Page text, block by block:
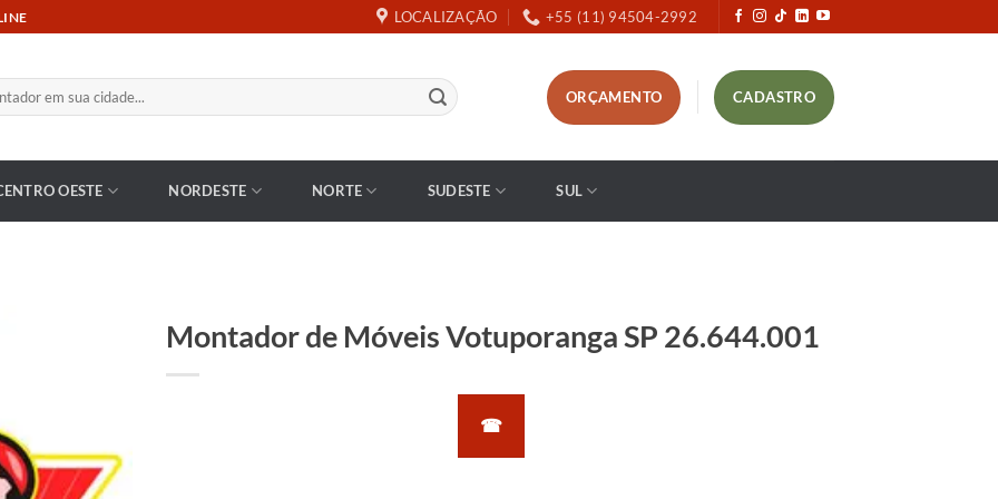
LOCALIZAÇÃO +55 (11) 94504-2992
ORÇAMENTO CADASTRO
OESTE NORDESTE NORTE SUDESTE SUL
Montador de Móveis Votuporanga SP 26.644.001
☎